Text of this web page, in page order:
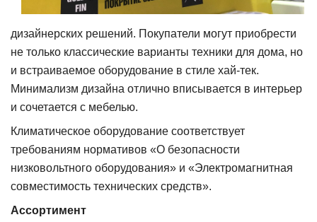
дизайнерских решений. Покупатели могут приобрести
не только классические варианты техники для дома, но
и встраиваемое оборудование в стиле хай-тек.
Минимализм дизайна отлично вписывается в интерьер
и сочетается с мебелью.
Климатическое оборудование соответствует
требованиям нормативов «О безопасности
низковольтного оборудования» и «Электромагнитная
совместимость технических средств».
Ассортимент